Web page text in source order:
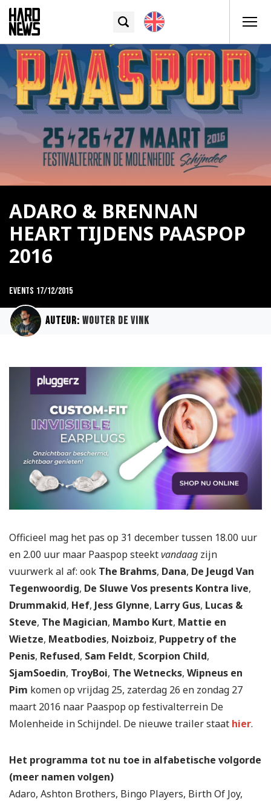
ADARO & BRENNAN
HEART TIJDENS PAASPOP
2016
Events 17/12/2015
Auteur: Wouter de Vink
​Officieel mag het pas op 31 december tussen 18.00 uur
en 2.00 uur maar Paaspop steektvandaag zijn
vuurwerk al af: ook The Brahms, Dana, De Jeugd Van
Tegenwoordig, De Sluwe Vos presents Kontra live,
Drummakid, Hef, Jess Glynne, Larry Gus, Lucas &
Steve, The Magician, Mambo Kurt, Mattie en
Wietze, Meatbodies, Noizboiz, Puppetry of the
Penis, Refused, Sam Feldt, Scorpion Child,
SjamSoedin, TroyBoi, The Wetnecks, Wipneus en
Pim komen op vrijdag 25, zaterdag 26 en zondag 27
maart 2016 naar Paaspop op festivalterrein De
Molenheide in Schijndel. De nieuwe trailer staat hier.
Het programma tot nu toe in alfabetische volgorde
(meer namen volgen)
Adaro, Ashton Brothers, Bingo Players, Birth Of Joy,